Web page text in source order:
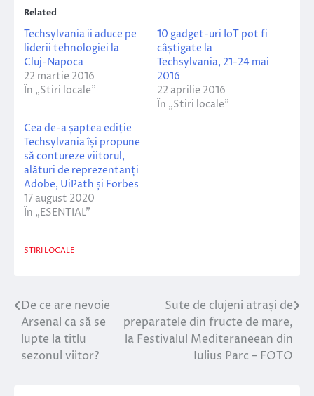
Related
Techsylvania ii aduce pe
liderii tehnologiei la
Cluj-Napoca
22 martie 2016
În „Stiri locale”
10 gadget-uri IoT pot fi
câștigate la
Techsylvania, 21-24 mai
2016
22 aprilie 2016
În „Stiri locale”
Cea de-a șaptea ediție
Techsylvania își propune
să contureze viitorul,
alături de reprezentanți
Adobe, UiPath și Forbes
17 august 2020
În „ESENTIAL”
STIRI LOCALE
Navigare
în
articole
De ce are nevoie
Arsenal ca să se
lupte la titlu
sezonul viitor?
Sute de clujeni atrași de
preparatele din fructe de mare,
la Festivalul Mediteraneean din
Iulius Parc – FOTO